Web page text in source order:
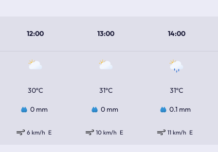
12:00 13:00 14:00
30ºC 31ºC 31ºC
0 mm 0 mm 0.1 mm
6 km/h E 10 km/h E 11 km/h E